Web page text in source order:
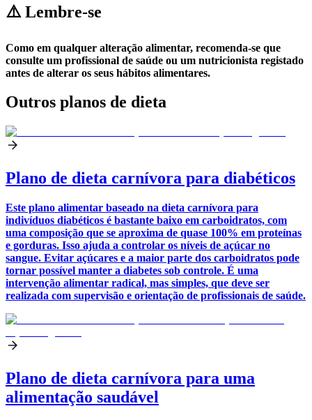
⚠️ Lembre-se
Como em qualquer alteração alimentar, recomenda-se que
consulte um profissional de saúde ou um nutricionista registado
antes de alterar os seus hábitos alimentares.
Outros planos de dieta
Plano de dieta carnívora para diabéticos
Este plano alimentar baseado na dieta carnívora para
indivíduos diabéticos é bastante baixo em carboidratos, com
uma composição que se aproxima de quase 100% em proteínas
e gorduras. Isso ajuda a controlar os níveis de açúcar no
sangue. Evitar açúcares e a maior parte dos carboidratos pode
tornar possível manter a diabetes sob controle. É uma
intervenção alimentar radical, mas simples, que deve ser
realizada com supervisão e orientação de profissionais de saúde.
Plano de dieta carnívora para uma
alimentação saudável